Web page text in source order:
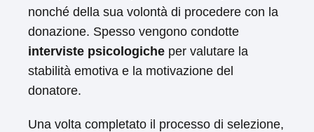
nonché della sua volontà di procedere con la
donazione. Spesso vengono condotte
interviste psicologiche per valutare la
stabilità emotiva e la motivazione del
donatore.
Una volta completato il processo di selezione,